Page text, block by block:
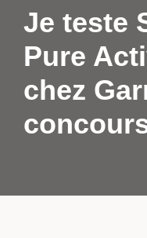
Je teste
Pure
chez